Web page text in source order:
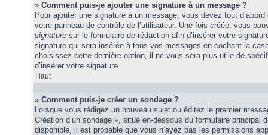
» Comment puis-je ajouter une signature à un message ?
Pour ajouter une signature à un message, vous devez tout d’abord
votre panneau de contrôle de l’utilisateur. Une fois créée, vous
signature sur le formulaire de rédaction afin d’insérer votre
signature qui sera insérée à tous vos messages en cochant la
choisissez cette dernière option, il ne vous sera plus utile de
d’insérer votre signature.
Haut
» Comment puis-je créer un sondage ?
Lorsque vous rédigez un nouveau sujet ou éditez le premier
Création d’un sondage », situé en-dessous du formulaire principal
disponible, il est probable que vous n’ayez pas les permissions